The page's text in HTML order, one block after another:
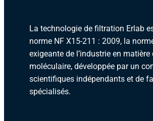
La technologie de filtration Erlab
norme NF X15-211 : 2009, la
exigeante de l’industrie en
moléculaire, développée par un
scientifiques indépendants et de
spécialisés.